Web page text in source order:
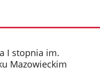
I stopnia im.
Mazowieckim